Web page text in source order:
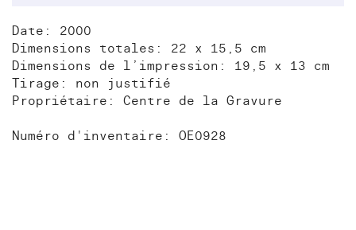
Date: 2000
Dimensions totales: 22 x 15,5 cm
Dimensions de l’impression: 19,5 x 13 cm
Tirage: non justifié
Propriétaire: Centre de la Gravure
Numéro d'inventaire: OE0928